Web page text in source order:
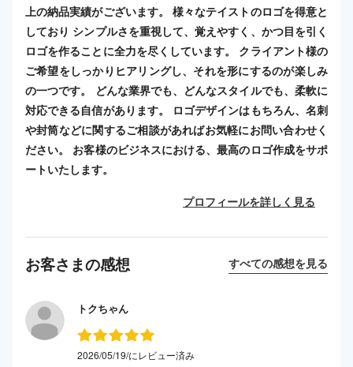
上の納品実績がございます。 様々なテイストのロゴを得意と
しており シンプルさを重視して、覚えやすく、かつ目を引く
ロゴを作ることに全力を尽くしています。 クライアント様の
ご希望をしっかりヒアリングし、それを形にするのが楽しみ
の一つです。 どんな業界でも、どんなスタイルでも、柔軟に
対応できる自信があります。 ロゴデザインはもちろん、名刺
や封筒などに関するご相談があればお気軽にお問い合わせく
ださい。 お客様のビジネスにおける、最高のロゴ作成をサポ
ートいたします。
プロフィールを詳しく見る
お客さまの感想 すべての感想を見る
トクちゃん
2026/05/19/にレビュー済み